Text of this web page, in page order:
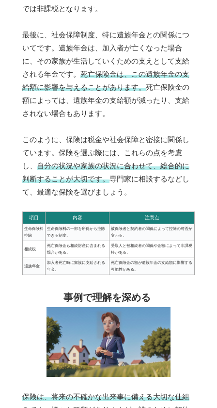
では非課税となります。
最後に、社会保障制度、特に遺族年金との関係につ
いてです。遺族年金は、加入者が亡くなった場合
に、その家族が生活していくための支えとして支給
される年金です。 死亡保険金は、この遺族年金の支
給額に影響を与えることがあります。死亡保険金の
額によっては、遺族年金の支給額が減ったり、支給
されない場合もあります。
このように、保険は税金や社会保障と密接に関係し
ています。保険を選ぶ際には、これらの点を考慮
し、 自分の状況や家族の状況に合わせて、総合的に
判断することが大切です。専門家に相談するなどし
て、最適な保険を選びましょう。
項目 内容 注意点
生命保険料
控除
生命保険料の一部を所得から控除
できる制度。
被保険者と契約者の関係によって控除の可否が
変わる。
相続税
死亡保険金も相続財産に含まれる
場合がある。
受取人と被相続者の関係や金額によって非課税
枠がある。
遺族年金
加入者死亡時に家族に支給される
年金。
死亡保険金の額が遺族年金の支給額に影響する
可能性がある。
事例で理解を深める
保険は、将来の不確かな出来事に備える大切な仕組